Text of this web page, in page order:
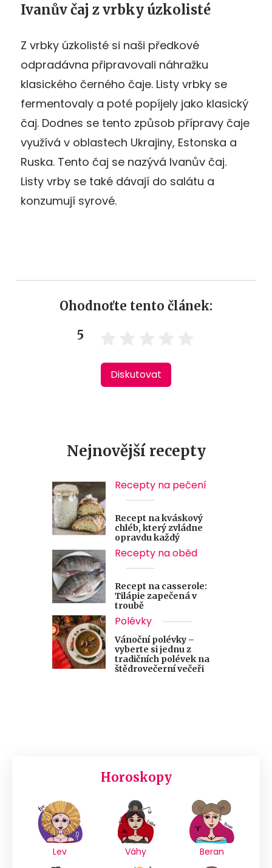
Ivanův čaj z vrbky úzkolisté
Z vrbky úzkolisté si naši předkové
odpradávna připravovali náhražku
klasického černého čaje. Listy vrbky se
fermentovaly a poté popíjely jako klasický
čaj. Dodnes se tento způsob přípravy čaje
využívá v oblastech Ukrajiny, Estonska a
Ruska. Tento čaj se nazývá Ivanův čaj.
Listy vrby se také dávají do salátu a
konzumují syrové.
Ohodnoťte tento článek:
5
Diskutovat
Nejnovější recepty
Recepty na pečení
Recept na kváskový
chléb, který zvládne
opravdu každý
Recepty na oběd
Recept na casserole:
Tilápie zapečená v
troubě
Polévky
Vánoční polévky –
vyberte si jednu z
tradičních polévek na
štědrovečerní večeři
Horoskopy
Lev Váhy Beran